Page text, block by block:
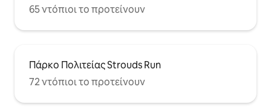
65 ντόπιοι το προτείνουν
Πάρκο Πολιτείας Strouds Run
72 ντόπιοι το προτείνουν